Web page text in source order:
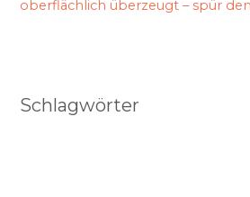
oberflächlich überzeugt – spür
Schlagwörter